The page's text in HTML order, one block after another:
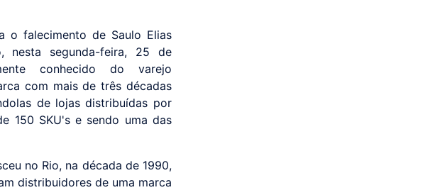
o falecimento de Saulo Elias
nesta segunda-feira, 25 de
conhecido do varejo
com mais de três décadas
de lojas distribuídas por
150 SKU's e sendo uma das
no Rio, na década de 1990,
distribuidores de uma marca